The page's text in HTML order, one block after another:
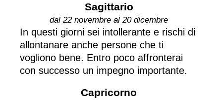
Sagittario
dal 22 novembre al 20 dicembre
In questi giorni sei intollerante e rischi di
allontanare anche persone che ti
vogliono bene. Entro poco affronterai
con successo un impegno importante.
Capricorno